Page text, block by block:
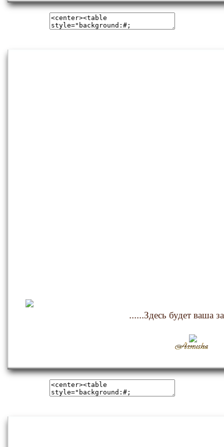
......Здесь будет ваша